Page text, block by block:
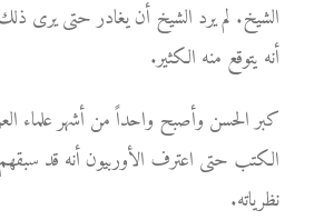
الشيخ. لم يرد الشيخ أن يغادر حتى يرى ذلك
أنه يتوقع منه الكثير.
كبر الحسن وأصبح واحداً من أشهر علماء
الكتب حتى اعترف الأوربيون أنه قد
نظرياته.